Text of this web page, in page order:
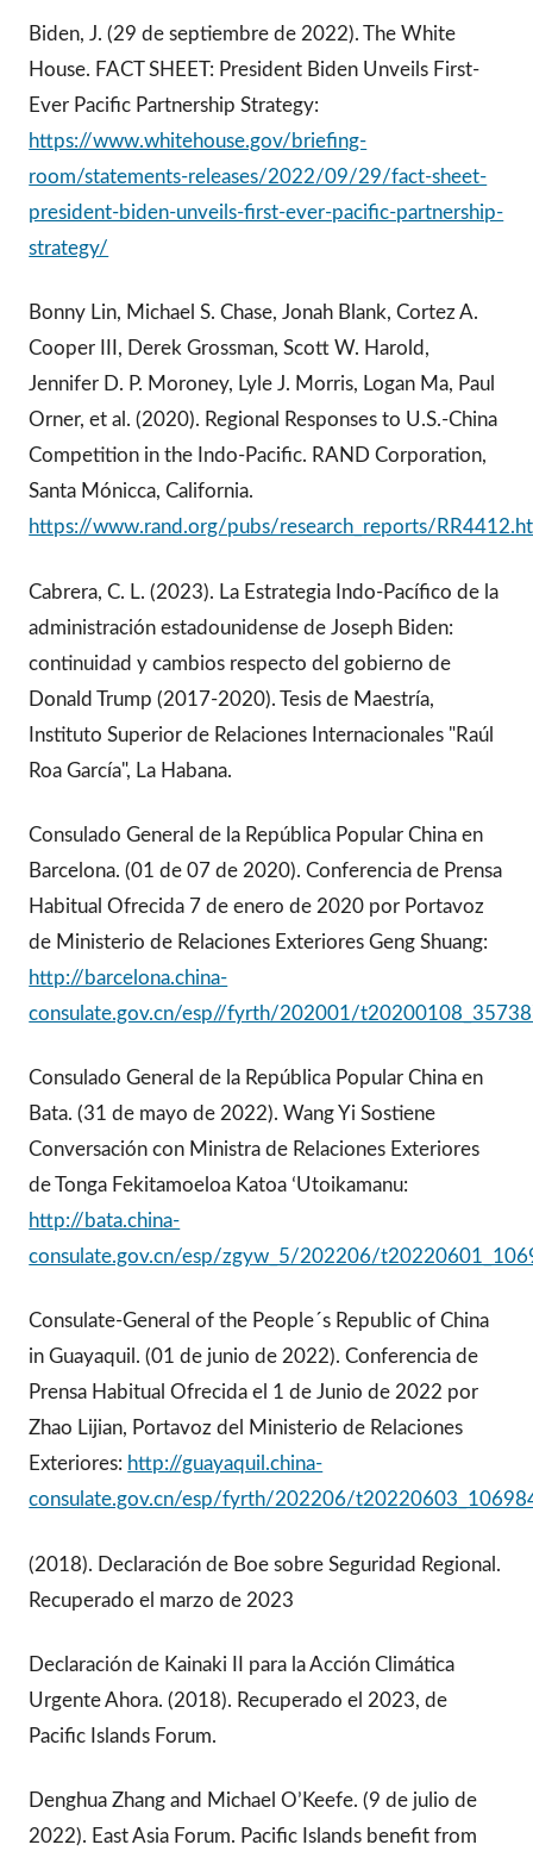
Biden, J. (29 de septiembre de 2022). The White
House. FACT SHEET: President Biden Unveils First-
Ever Pacific Partnership Strategy:
https://www.whitehouse.gov/briefing-
room/statements-releases/2022/09/29/fact-sheet-
president-biden-unveils-first-ever-pacific-partnership-
strategy/
Bonny Lin, Michael S. Chase, Jonah Blank, Cortez A.
Cooper III, Derek Grossman, Scott W. Harold,
Jennifer D. P. Moroney, Lyle J. Morris, Logan Ma, Paul
Orner, et al. (2020). Regional Responses to U.S.-China
Competition in the Indo-Pacific. RAND Corporation,
Santa Mónicca, California.
https://www.rand.org/pubs/research_reports/
Cabrera, C. L. (2023). La Estrategia Indo-Pacífico de la
administración estadounidense de Joseph Biden:
continuidad y cambios respecto del gobierno de
Donald Trump (2017-2020). Tesis de Maestría,
Instituto Superior de Relaciones Internacionales "Raúl
Roa García", La Habana.
Consulado General de la República Popular China en
Barcelona. (01 de 07 de 2020). Conferencia de Prensa
Habitual Ofrecida 7 de enero de 2020 por Portavoz
de Ministerio de Relaciones Exteriores Geng Shuang:
http://barcelona.china-
consulate.gov.cn/esp//fyrth/202001/
Consulado General de la República Popular China en
Bata. (31 de mayo de 2022). Wang Yi Sostiene
Conversación con Ministra de Relaciones Exteriores
de Tonga Fekitamoeloa Katoa ʻUtoikamanu:
http://bata.china-
consulate.gov.cn/esp/zgyw_5/202206/
Consulate-General of the People´s Republic of China
in Guayaquil. (01 de junio de 2022). Conferencia de
Prensa Habitual Ofrecida el 1 de Junio de 2022 por
Zhao Lijian, Portavoz del Ministerio de Relaciones
Exteriores: http://guayaquil.china-
consulate.gov.cn/esp/fyrth/202206/
(2018). Declaración de Boe sobre Seguridad Regional.
Recuperado el marzo de 2023
Declaración de Kainaki II para la Acción Climática
Urgente Ahora. (2018). Recuperado el 2023, de
Pacific Islands Forum.
Denghua Zhang and Michael O’Keefe. (9 de julio de
2022). East Asia Forum. Pacific Islands benefit from